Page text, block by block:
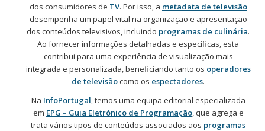
dos consumidores de TV. Por isso, a metadata de televisão
desempenha um papel vital na organização e apresentação
dos conteúdos televisivos, incluindo programas de culinária.
Ao fornecer informações detalhadas e específicas, esta
contribui para uma experiência de visualização mais
integrada e personalizada, beneficiando tanto os operadores
de televisãocomo os espectadores.
Na InfoPortugal, temos uma equipa editorial especializada
em EPG – Guia Eletrónico de Programação, que agrega e
trata vários tipos de conteúdos associados aos programas